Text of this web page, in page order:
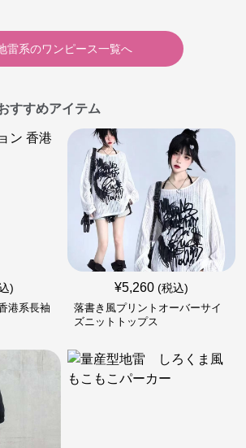
雷系のワンピース一覧へ
すすめアイテム
)
港系長袖
¥5,260 (税込)
落書き風プリントオーバーサイ
ズニットトップス